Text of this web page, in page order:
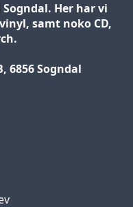
Her har vi
samt noko CD,
6856 Sogndal